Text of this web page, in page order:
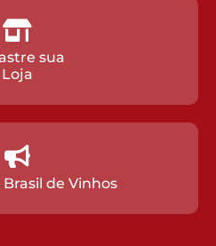
sua
Loja
de Vinhos